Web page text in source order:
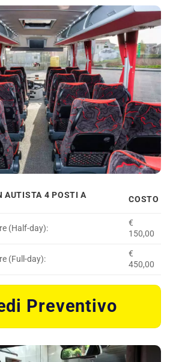
AUTISTA 4 POSTI A
COSTO
(Half-day):
€
150,00
(Full-day):
€
450,00
Preventivo